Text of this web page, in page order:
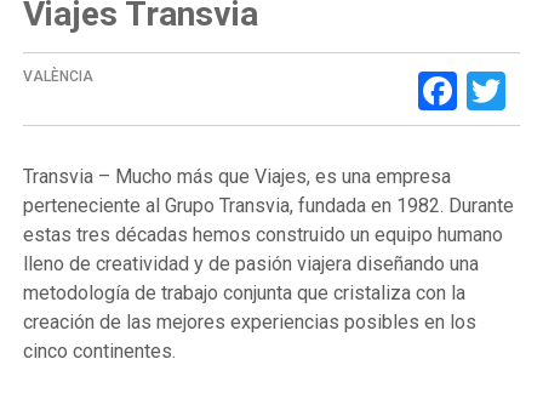
Viajes Transvia
VALÈNCIA
Transvia – Mucho más que Viajes, es una empresa
perteneciente al Grupo Transvia, fundada en 1982. Durante
estas tres décadas hemos construido un equipo humano
lleno de creatividad y de pasión viajera diseñando una
metodología de trabajo conjunta que cristaliza con la
creación de las mejores experiencias posibles en los
cinco continentes.